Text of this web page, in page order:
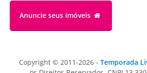
Anuncie seus imóveis
Copyright © 2011-2026 - Temporada